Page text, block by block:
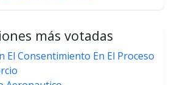
más votadas
El Consentimiento En El Proceso